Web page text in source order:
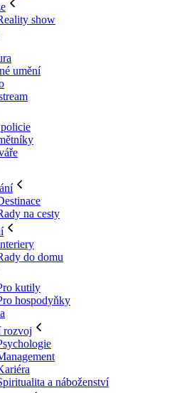
show
umění
na cesty
do domu
kutily
hospodyňky
rozvoj
a náboženství